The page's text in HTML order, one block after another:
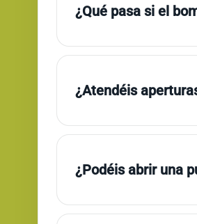
¿Qué pasa si el
¿Atendéis
¿Podéis abrir una